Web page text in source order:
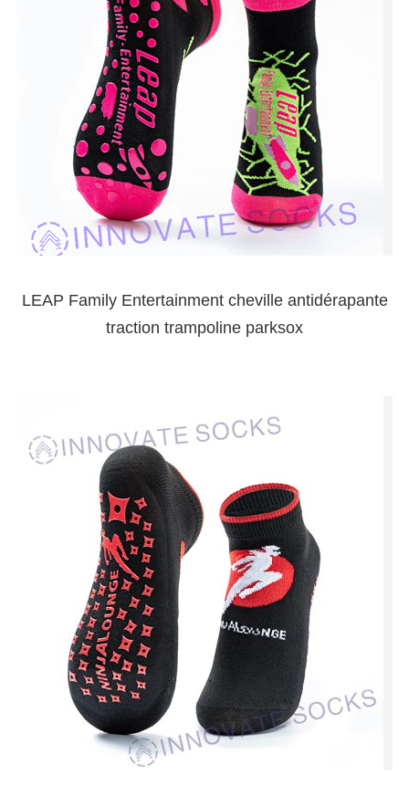
LEAP Family Entertainment cheville antidérapante
traction trampoline parksox